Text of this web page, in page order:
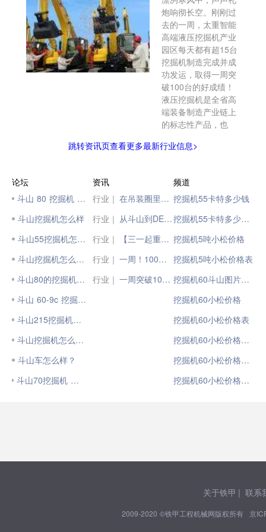
炮响彻长空。刚刚过
去的一周，太重智能
高端液压挖掘机产业
园区每天都有超15台
挖掘机制造完成并成
功发运，取得一周突
破100台的好成绩！
液压挖掘机是全省高
端装备制造产业链上
的标志性产品，也
跳转资讯页查看更多最新行业信息>
论坛
斗山 80 挖掘机 怎么样
斗山挖掘机怎么样
斗山55挖掘机怎么样
斗山挖掘机怎么样啊
斗山80的挖掘机 怎么样？
斗山 60-9c 挖掘机 怎么样
斗山215挖掘机怎么样
斗山挖掘机怎么样，各方面
斗山车怎么样？
斗山70挖掘机 怎么样？知道的请讲下
资讯
行业｜
在吊装圈里奋斗的“同学帮”，混得怎么样了？
行业｜
从斗山到DEVELON迪万伦 现代斗山工程机械焕新升级！
行业｜
【三一起重机】在吊装圈里奋斗的“同学帮”，混得怎么样了？
行业｜
一周！100台！液压挖掘机发运忙
行业｜
一周突破100台，太重液压挖掘机发运忙
频道
挖掘机55卡特多少钱
挖掘机55卡特多少钱一台
挖掘机5吨小松价格
挖掘机5吨小松价格表
挖掘机60斗山图片报价
挖掘机60小松价格
挖掘机60小松价格表
挖掘机60小松价格是多少
挖掘机60小松价格是多少钱
挖掘机60小松价格是多少钱一台
关于铁甲 | 联系
2009-2020 ©铁甲工程机械网版权所有 京